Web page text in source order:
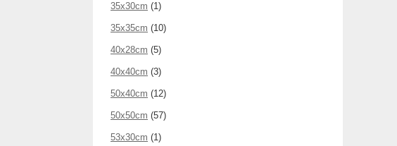
35x30cm (1)
35x35cm (10)
40x28cm (5)
40x40cm (3)
50x40cm (12)
50x50cm (57)
53x30cm (1)